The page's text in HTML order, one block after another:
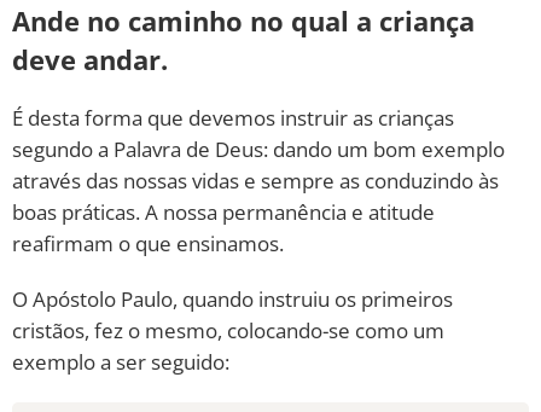
Ande no caminho no qual a criança
deve andar.
É desta forma que devemos instruir as crianças
segundo a Palavra de Deus: dando um bom exemplo
através das nossas vidas e sempre as conduzindo às
boas práticas. A nossa permanência e atitude
reafirmam o que ensinamos.
O Apóstolo Paulo, quando instruiu os primeiros
cristãos, fez o mesmo, colocando-se como um
exemplo a ser seguido: